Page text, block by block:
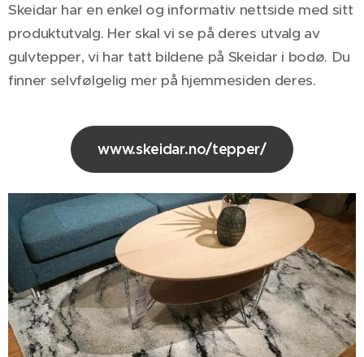
Skeidar har en enkel og informativ nettside med sitt
produktutvalg. Her skal vi se på deres utvalg av
gulvtepper, vi har tatt bildene på Skeidar i bodø. Du
finner selvfølgelig mer på hjemmesiden deres.
www.skeidar.no/tepper/